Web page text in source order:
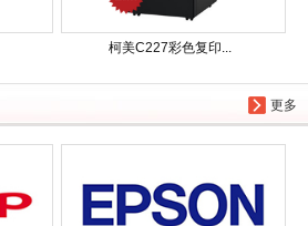
柯美C227彩色复印...
更多